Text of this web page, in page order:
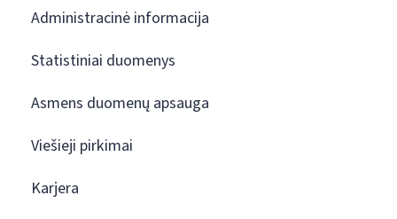
Administracinė informacija
Statistiniai duomenys
Asmens duomenų apsauga
Viešieji pirkimai
Karjera